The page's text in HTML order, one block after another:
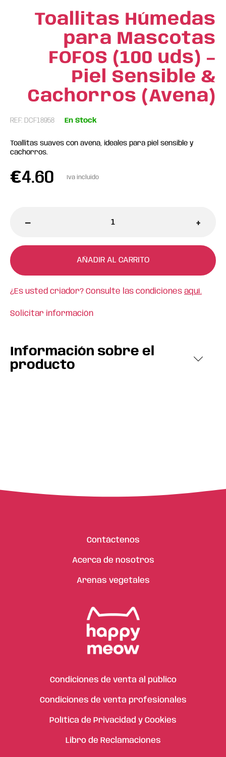
Toallitas Húmedas
para Mascotas
FOFOS (100 uds) –
Piel Sensible &
Cachorros (Avena)
REF: DCF18958 En Stock
Toallitas suaves con avena, ideales para piel sensible y
cachorros.
€4.60 Iva incluido
- +
AÑADIR AL CARRITO
¿Es usted criador? Consulte las condiciones aquí.
Solicitar información
Información sobre el
producto
Contáctenos
Acerca de nosotros
Arenas vegetales
Condiciones de venta al público
Condiciones de venta profesionales
Política de Privacidad y Cookies
Libro de Reclamaciones